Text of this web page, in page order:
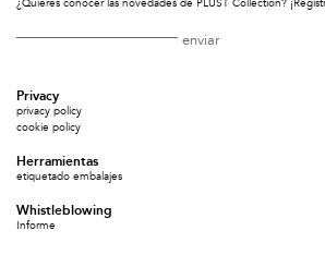
¿Quieres conocer las novedades de PLUST Collection?
Privacy
privacy policy
cookie policy
Herramientas
etiquetado embalajes
Whistleblowing
Informe